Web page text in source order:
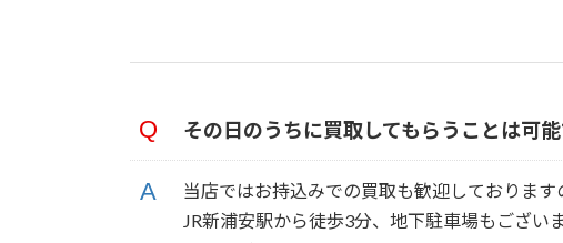
その日のうちに買取してもらうことは可
当店ではお持込みでの買取も歓迎しております
JR新浦安駅から徒歩3分、地下駐車場もございま